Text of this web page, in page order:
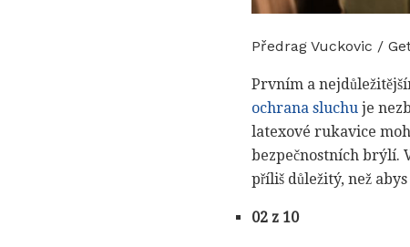
Předrag Vuckovic /
Prvním a
ochrana sluchu je
latexové rukavice
bezpečnostních brýlí.
příliš důležitý, než abys
02 z 10